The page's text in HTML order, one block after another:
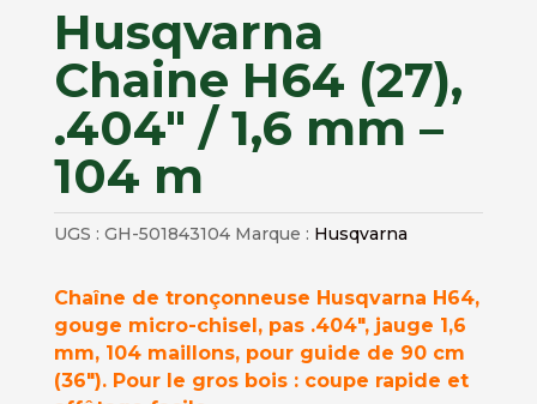
Husqvarna
Chaine H64 (27),
.404″ / 1,6 mm –
104 m
UGS : GH-501843104 Marque : Husqvarna
Chaîne de tronçonneuse Husqvarna H64,
gouge micro-chisel, pas .404″, jauge 1,6
mm, 104 maillons, pour guide de 90 cm
(36″). Pour le gros bois : coupe rapide et